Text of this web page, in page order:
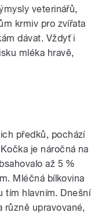
veterinářů,
krmiv pro zvířata
dávat. Vždyť i
mléka hravě,
předků, pochází
je náročná na
až 5 %
Mléčná bílkovina
tím hlavním. Dnešní
různě upravované,